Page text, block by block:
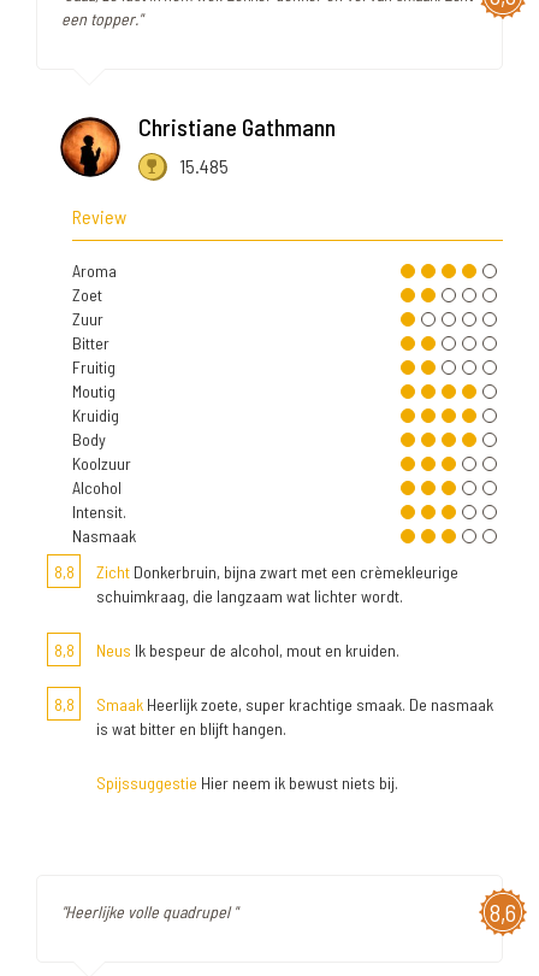
een topper."
Christiane Gathmann
15.485
Review
Aroma
Zoet
Zuur
Bitter
Fruitig
Moutig
Kruidig
Body
Koolzuur
Alcohol
Intensit.
Nasmaak
8,8
Zicht Donkerbruin, bijna zwart met een crèmekleurige
schuimkraag, die langzaam wat lichter wordt.
8,8 Neus Ik bespeur de alcohol, mout en kruiden.
8,8 Smaak Heerlijk zoete, super krachtige smaak. De nasmaak
is wat bitter en blijft hangen.
Spijssuggestie Hier neem ik bewust niets bij.
8,6
"Heerlijke volle quadrupel "